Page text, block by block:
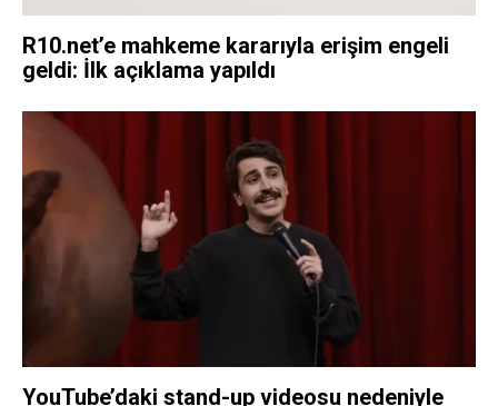
R10.net’e mahkeme kararıyla erişim engeli
geldi: İlk açıklama yapıldı
YouTube’daki stand-up videosu nedeniyle